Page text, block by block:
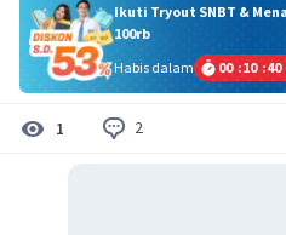
Ikuti Tryout SNBT &
100rb
Habis dalam
00 :10 :40
1 2